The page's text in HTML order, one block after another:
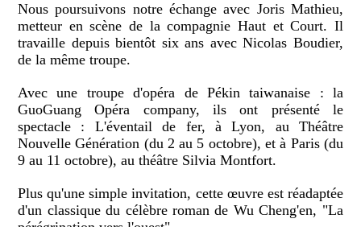
Nous poursuivons notre échange avec Joris Mathieu,
metteur en scène de la compagnie Haut et Court. Il
travaille depuis bientôt six ans avec Nicolas Boudier,
de la même troupe.
Avec une troupe d'opéra de Pékin taiwanaise : la
GuoGuang Opéra company, ils ont présenté le
spectacle : L'éventail de fer, à Lyon, au Théâtre
Nouvelle Génération (du 2 au 5 octobre), et à Paris (du
9 au 11 octobre), au théâtre Silvia Montfort.
Plus qu'une simple invitation, cette œuvre est réadaptée
d'un classique du célèbre roman de Wu Cheng'en, "La